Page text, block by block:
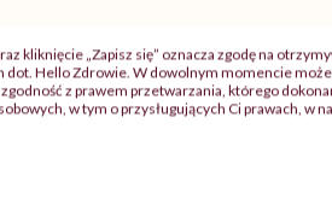
kliknięcie „Zapisz się” oznacza zgodę na
dot. Hello Zdrowie. W dowolnym momencie
zgodność z prawem przetwarzania, którego
w tym o przysługujących Ci prawach, w